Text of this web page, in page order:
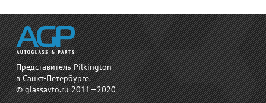
Представитель Pilkington
в Санкт-Петербурге.
© glassavto.ru 2011—2020